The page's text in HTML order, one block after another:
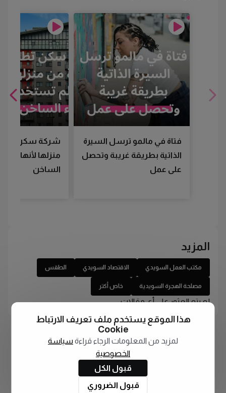
فتاة في مالمو ترسل السيرة
الذاتية بطريقة غريبة وتحصل
على عمل
شركة سكن
منزلها لأنها لم
الساخن
المزيد
مكتب العمل السويدي الاقتصاد السويدي الطقس
مصلحة الهجرة السويدية خاص أكتر
لم يتم العثور على أي مقالات
هذا الموقع يستخدم ملف تعريف الارتباط
Cookie
لمزيد من المعلومات الرجاء قراءة سياسة
الخصوصية
قبول الكل
قبول الضروري